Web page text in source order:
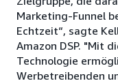
Marketing-Funnel
Echtzeit“, sagte
Amazon DSP. "Mit
Technologie
Werbetreibenden